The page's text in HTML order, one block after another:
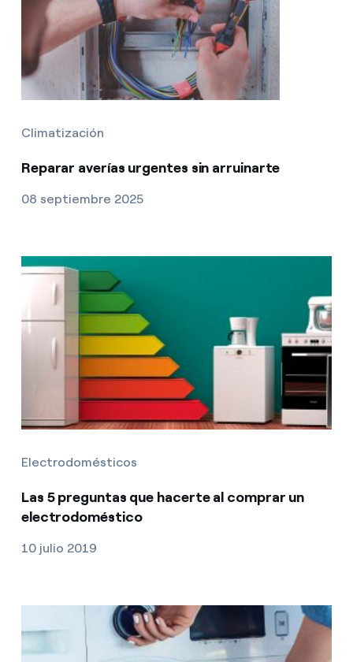
Climatización
Reparar averías urgentes sin arruinarte
08 septiembre 2025
Electrodomésticos
Las 5 preguntas que hacerte al comprar un
electrodoméstico
10 julio 2019